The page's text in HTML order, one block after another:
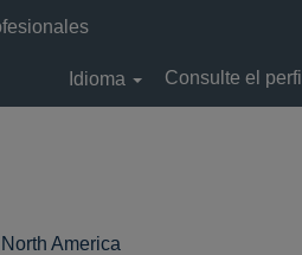
Idioma Consulte el perfil
America